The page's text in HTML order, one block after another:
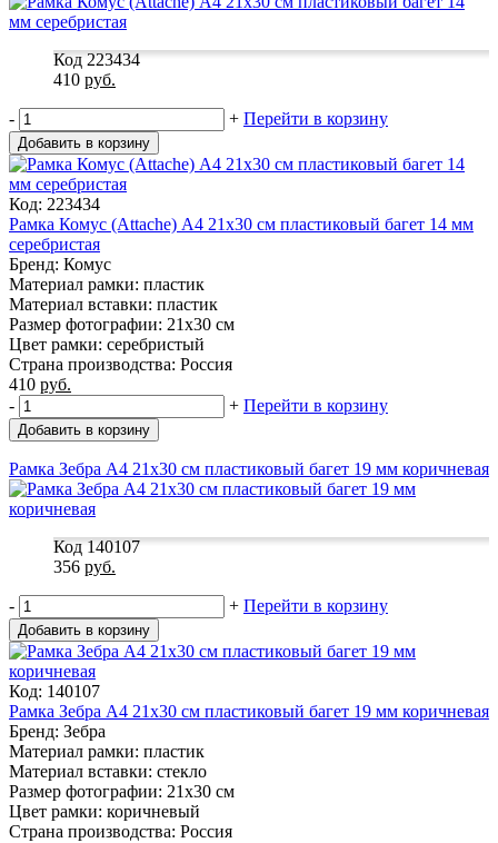
Код 223434
410 руб.
- + Перейти в корзину
Добавить в корзину
Код: 223434
Рамка Комус (Attache) А4 21x30 см пластиковый багет 14 мм
серебристая
Бренд: Комус
Материал рамки: пластик
Материал вставки: пластик
Размер фотографии: 21x30 см
Цвет рамки: серебристый
Страна производства: Россия
410 руб.
-
+ Перейти в корзину
Добавить в корзину
Рамка Зебра А4 21x30 см пластиковый багет 19 мм коричневая
Код 140107
356 руб.
- + Перейти в корзину
Добавить в корзину
Код: 140107
Рамка Зебра А4 21x30 см пластиковый багет 19 мм коричневая
Бренд: Зебра
Материал рамки: пластик
Материал вставки: стекло
Размер фотографии: 21x30 см
Цвет рамки: коричневый
Страна производства: Россия